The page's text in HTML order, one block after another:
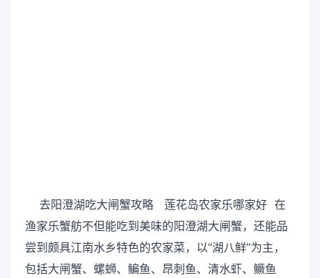
去阳澄湖吃大闸蟹攻略 莲花岛农家乐哪家好 在
渔家乐蟹舫不但能吃到美味的阳澄湖大闸蟹，还能品
尝到颇具江南水乡特色的农家菜，以“湖八鲜”为主，
包括大闸蟹、螺蛳、鳊鱼、昂刺鱼、清水虾、鳜鱼